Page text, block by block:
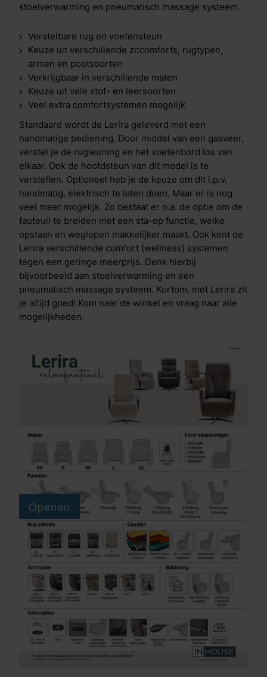
stoelverwarming en pneumatisch massage systeem.
Verstelbare rug en voetensteun
Keuze uit verschillende zitcomforts, rugtypen,
armen en pootsoorten
Verkrijgbaar in verschillende maten
Keuze uit vele stof- en leersoorten
Veel extra comfortsystemen mogelijk
Standaard wordt de Lerira geleverd met een
handmatige bediening. Door middel van een gasveer,
verstel je de rugleuning en het voetenbord los van
elkaar. Ook de hoofdsteun van dit model is te
verstellen. Optioneel heb je de keuze om dit i.p.v.
handmatig, elektrisch te laten doen. Maar er is nog
veel meer mogelijk. Zo bestaat er o.a. de optie om de
fauteuil te breiden met een sta-op functie, welke
opstaan en weglopen makkelijker maakt. Ook kent de
Lerira verschillende comfort (wellness) systemen
tegen een geringe meerprijs. Denk hierbij
bijvoorbeeld aan stoelverwarming en een
pneumatisch massage systeem. Kortom, met Lerira zit
je altijd goed! Kom naar de winkel en vraag naar alle
mogelijkheden.